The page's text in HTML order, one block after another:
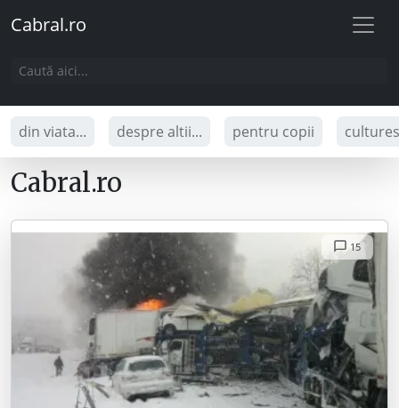
Cabral.ro
din viata... despre altii... pentru copii
Cabral.ro
15